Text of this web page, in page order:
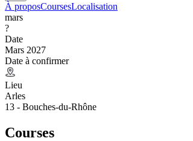
À proposCoursesLocalisation
mars
?
Date
Mars 2027
Date à confirmer
Lieu
Arles
13 - Bouches-du-Rhône
Courses